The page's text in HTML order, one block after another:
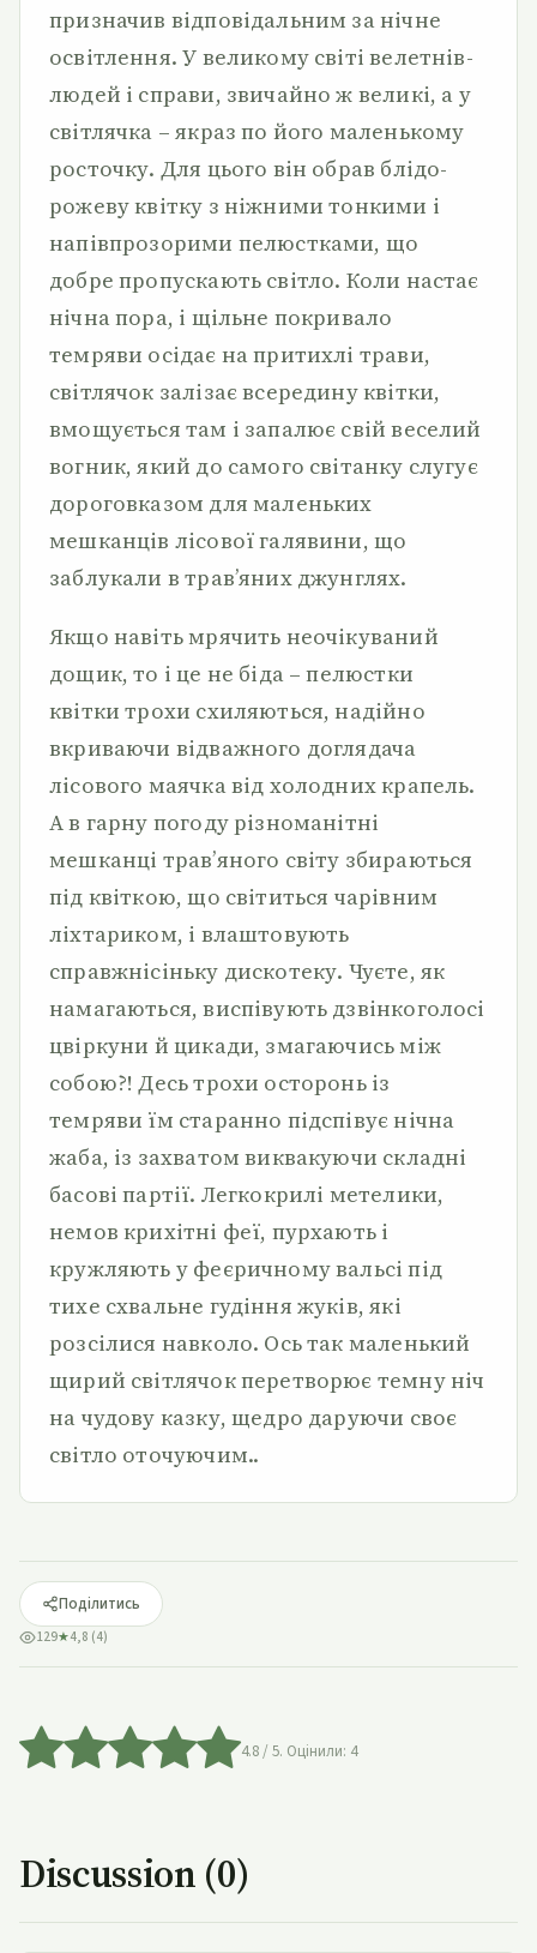
призначив відповідальним за нічне
освітлення. У великому світі велетнів-
людей і справи, звичайно ж великі, а у
світлячка – якраз по його маленькому
росточку. Для цього він обрав блідо-
рожеву квітку з ніжними тонкими і
напівпрозорими пелюстками, що
добре пропускають світло. Коли настає
нічна пора, і щільне покривало
темряви осідає на притихлі трави,
світлячок залізає всередину квітки,
вмощується там і запалює свій веселий
вогник, який до самого світанку слугує
дороговказом для маленьких
мешканців лісової галявини, що
заблукали в трав’яних джунглях.
Якщо навіть мрячить неочікуваний
дощик, то і це не біда – пелюстки
квітки трохи схиляються, надійно
вкриваючи відважного доглядача
лісового маячка від холодних крапель.
А в гарну погоду різноманітні
мешканці трав’яного світу збираються
під квіткою, що світиться чарівним
ліхтариком, і влаштовують
справжнісіньку дискотеку. Чуєте, як
намагаються, виспівують дзвінкоголосі
цвіркуни й цикади, змагаючись між
собою?! Десь трохи осторонь із
темряви їм старанно підспівує нічна
жаба, із захватом виквакуючи складні
басові партії. Легкокрилі метелики,
немов крихітні феї, пурхають і
кружляють у феєричному вальсі під
тихе схвальне гудіння жуків, які
розсілися навколо. Ось так маленький
щирий світлячок перетворює темну ніч
на чудову казку, щедро даруючи своє
світло оточуючим..
Поділитись
129★4,8 (4)
4.8/ 5. Оцінили: 4
Discussion (0)